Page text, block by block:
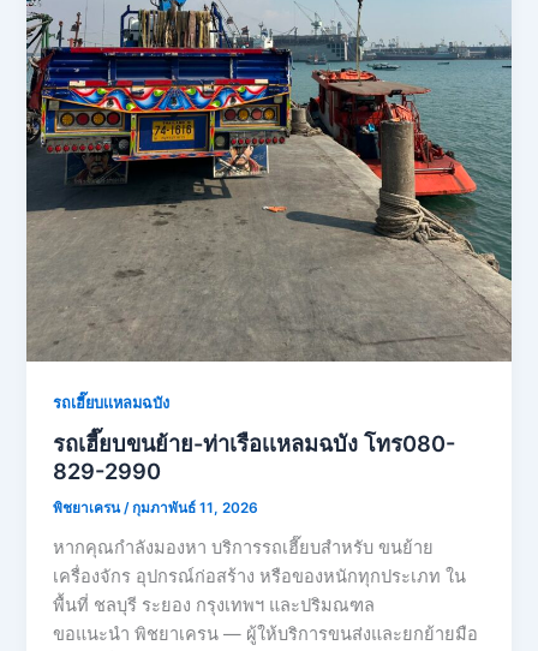
รถเฮี๊ยบเเหลมฉบัง
รถเฮี๊ยบขนย้าย-ท่าเรือเเหลมฉบัง โทร080-
829-2990
พิชยาเครน/กุมภาพันธ์ 11, 2026
หากคุณกำลังมองหา บริการรถเฮี๊ยบสำหรับ ขนย้าย
เครื่องจักร อุปกรณ์ก่อสร้าง หรือของหนักทุกประเภท ใน
พื้นที่ ชลบุรี ระยอง กรุงเทพฯ และปริมณฑล
ขอแนะนำ พิชยาเครน — ผู้ให้บริการขนส่งและยกย้ายมือ